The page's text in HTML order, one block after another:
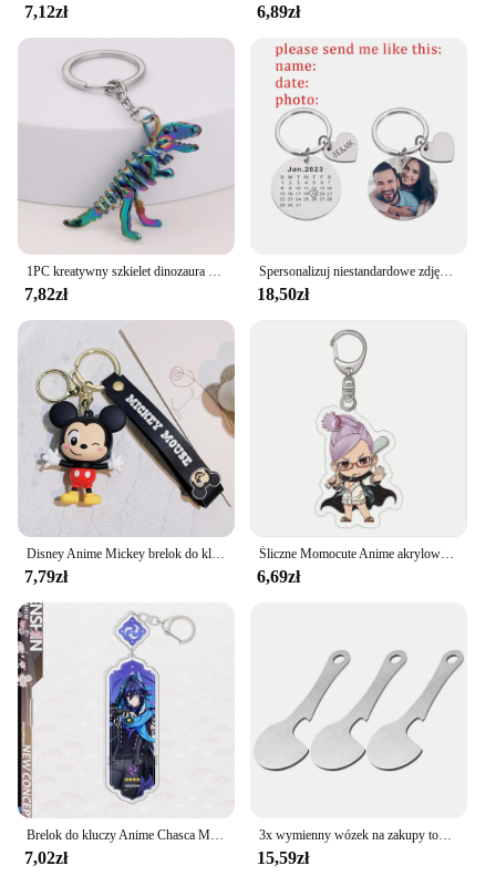
7,12zł 6,89zł
7,82zł
Spersonalizuj niestandardowe zdjęcie pary dla prezent na walentynki nazwa własna brelok na prezent na randkę dla pary chłopaka
18,50zł
7,79zł
Śliczne Momocute Anime akrylowe figurki brelok Boku No Hero Academia dzieci torba na prezenty Charms akrylowy wisiorek do torby breloczek
6,69zł
Brelok do kluczy Anime Chasca Mu España Kinich Furina Xiao Neuvillette Arlecchin Breloczek do kluczy Akcesoria Śliczna torba Breloczek do kluczy Prezent dla fanów
7,02zł
3x wymienny wózek na zakupy tokeny Release Keys breloki praktyczne DIY otwieracz do butelek na koszyki sklepowe Handcart Change Decor
15,59zł